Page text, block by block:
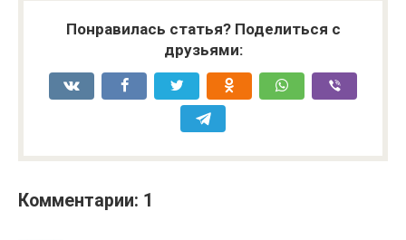
Понравилась статья? Поделиться с
друзьями:
Комментарии: 1